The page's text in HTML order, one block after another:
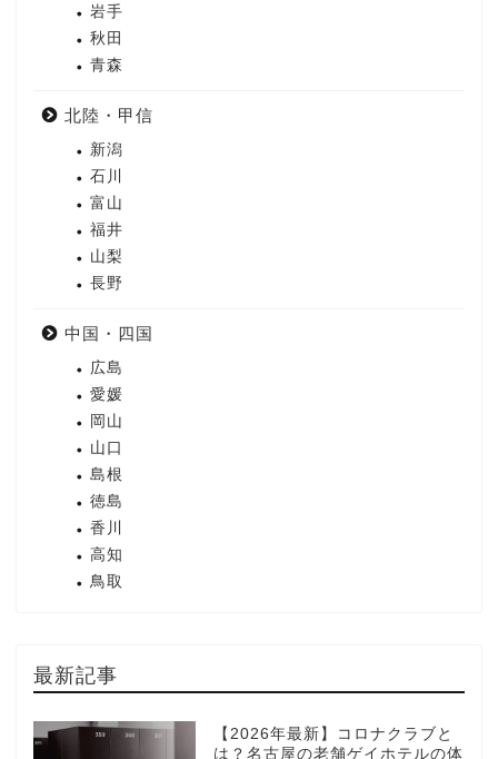
岩手
秋田
青森
北陸・甲信
新潟
石川
富山
福井
山梨
長野
中国・四国
広島
愛媛
岡山
山口
島根
徳島
香川
高知
鳥取
最新記事
【2026年最新】コロナクラブと
は？名古屋の老舗ゲイホテルの体